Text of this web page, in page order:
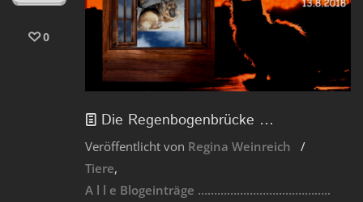
0
Die Regenbogenbrücke …
Veröffentlicht von Regina Weinreich
Tiere
A l l e Blogeinträge …………………………………..